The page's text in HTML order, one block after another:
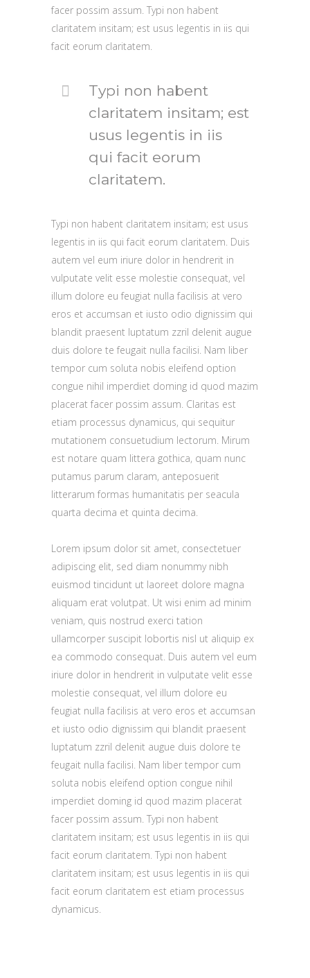
facer possim assum. Typi non habent
claritatem insitam; est usus legentis in iis qui
facit eorum claritatem.
Typi non habent
claritatem insitam; est
usus legentis in iis
qui facit eorum
claritatem.
Typi non habent claritatem insitam; est usus
legentis in iis qui facit eorum claritatem. Duis
autem vel eum iriure dolor in hendrerit in
vulputate velit esse molestie consequat, vel
illum dolore eu feugiat nulla facilisis at vero
eros et accumsan et iusto odio dignissim qui
blandit praesent luptatum zzril delenit augue
duis dolore te feugait nulla facilisi. Nam liber
tempor cum soluta nobis eleifend option
congue nihil imperdiet doming id quod mazim
placerat facer possim assum. Claritas est
etiam processus dynamicus, qui sequitur
mutationem consuetudium lectorum. Mirum
est notare quam littera gothica, quam nunc
putamus parum claram, anteposuerit
litterarum formas humanitatis per seacula
quarta decima et quinta decima.
Lorem ipsum dolor sit amet, consectetuer
adipiscing elit, sed diam nonummy nibh
euismod tincidunt ut laoreet dolore magna
aliquam erat volutpat. Ut wisi enim ad minim
veniam, quis nostrud exerci tation
ullamcorper suscipit lobortis nisl ut aliquip ex
ea commodo consequat. Duis autem vel eum
iriure dolor in hendrerit in vulputate velit esse
molestie consequat, vel illum dolore eu
feugiat nulla facilisis at vero eros et accumsan
et iusto odio dignissim qui blandit praesent
luptatum zzril delenit augue duis dolore te
feugait nulla facilisi. Nam liber tempor cum
soluta nobis eleifend option congue nihil
imperdiet doming id quod mazim placerat
facer possim assum. Typi non habent
claritatem insitam; est usus legentis in iis qui
facit eorum claritatem. Typi non habent
claritatem insitam; est usus legentis in iis qui
facit eorum claritatem est etiam processus
dynamicus.